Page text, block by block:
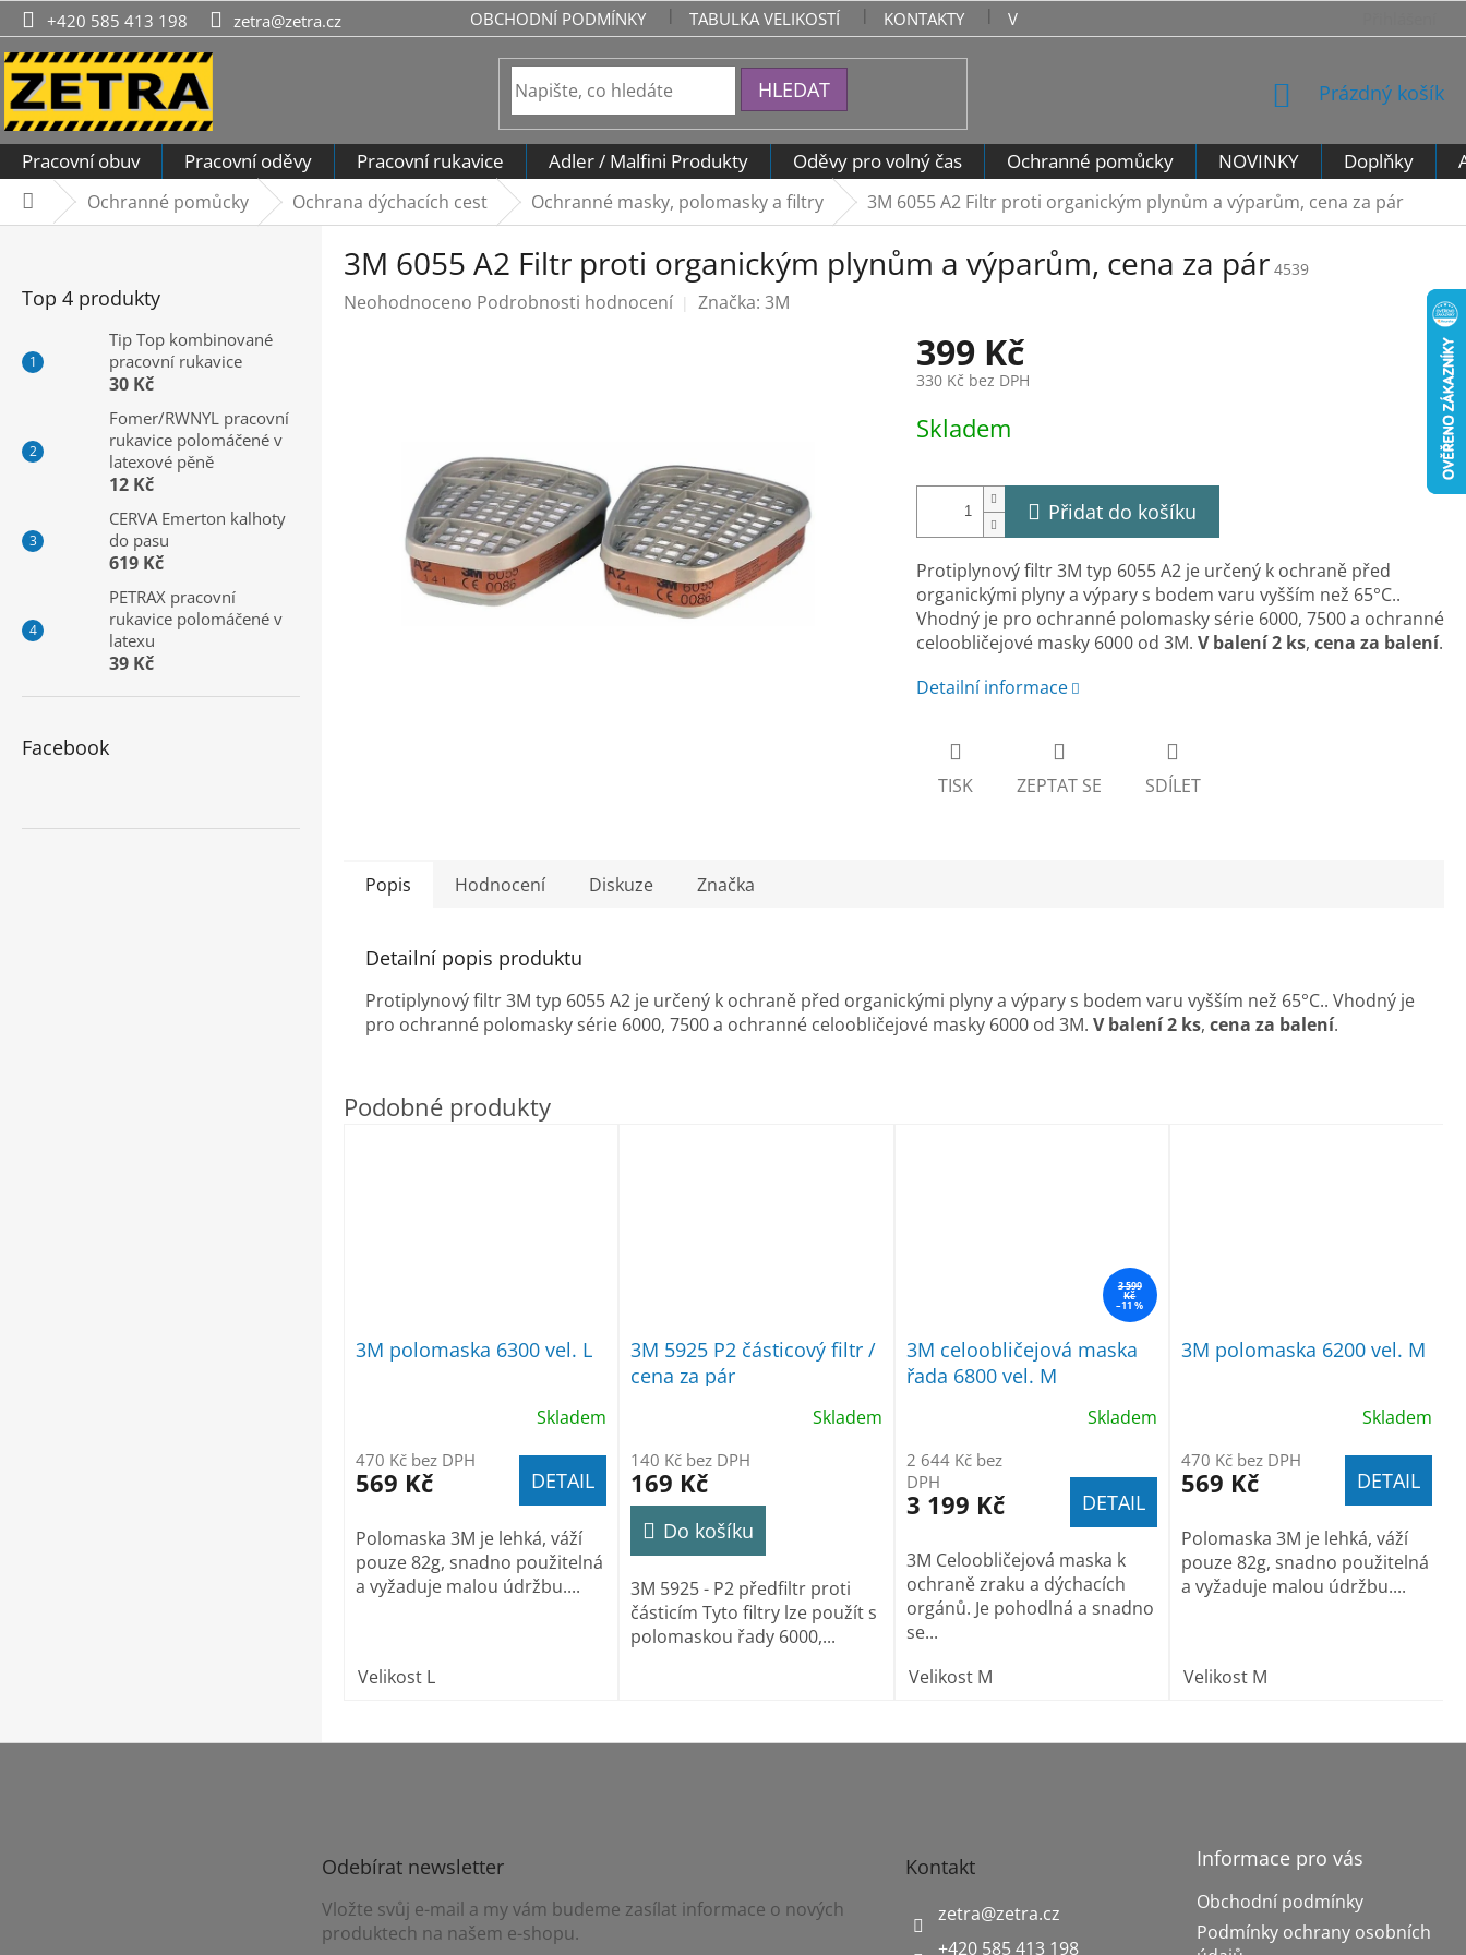
Přejít
na
obsah
+420 585 413 198 zetra@zetra.cz OBCHODNÍ PODMÍNKY TABULKA VELIKOSTÍ KONTAKTY VRÁCENÍ ZBOŽÍ - VZOROVÝ FORMULÁŘ PRO ODSTOUPENÍ
HLEDAT
NÁKUPNÍ
Prázdný košík
Pracovní obuv Pracovní oděvy Pracovní rukavice Adler / Malfini Produkty Oděvy pro volný čas Ochranné pomůcky NOVINKY Doplňky
DomůOchranné pomůcky Ochrana dýchacích cest Ochranné masky, polomasky a filtry 3M 6055 A2 Filtr proti organickým plynům a výparům, cena za pár
Top 4 produkty
Tip Top kombinované
pracovní rukavice
30 Kč
Fomer/RWNYL pracovní
rukavice polomáčené v
latexové pěně
12 Kč
CERVA Emerton kalhoty
do pasu
619 Kč
PETRAX pracovní
rukavice polomáčené v
latexu
39 Kč
Facebook
3M 6055 A2 Filtr proti organickým plynům a výparům, cena za pár 4539
Průměrné
Neohodnoceno Podrobnosti hodnocení Značka: 3M
399 Kč
330 Kč bez DPH
cena:
Skladem
Přidat do košíku
Protiplynový filtr 3M typ 6055 A2 je určený k ochraně před
organickými plyny a výpary s bodem varu vyšším než 65°C..
Vhodný je pro ochranné polomasky série 6000, 7500 a ochranné
celoobličejové masky 6000 od 3M. V balení 2 ks, cena za balení.
Detailní informace
TISK ZEPTAT SE SDÍLET
Popis Hodnocení Diskuze Značka
Detailní popis produktu
Protiplynový filtr 3M typ 6055 A2 je určený k ochraně před organickými plyny a výpary s bodem varu vyšším než 65°C.. Vhodný je
pro ochranné polomasky série 6000, 7500 a ochranné celoobličejové masky 6000 od 3M. V balení 2 ks, cena za balení.
3M polomaska 6300 vel. L
Skladem
470 Kč bez DPH
569 Kč DETAIL
Polomaska 3M je lehká, váží
pouze 82g, snadno použitelná
a vyžaduje malou údržbu....
Velikost L
3M 5925 P2 částicový filtr /
cena za pár
Skladem
140 Kč bez DPH
169 Kč
Do košíku
3M 5925 - P2 předfiltr proti
částicím Tyto filtry lze použít s
polomaskou řady 6000,...
3 599
Kč
–11 %
3M celoobličejová maska
řada 6800 vel. M
Skladem
2 644 Kč bez
DPH
3 199 Kč DETAIL
3M Celoobličejová maska k
ochraně zraku a dýchacích
orgánů. Je pohodlná a snadno
se...
Velikost M
3M polomaska 6200 vel. M
Skladem
470 Kč bez DPH
569 Kč DETAIL
Polomaska 3M je lehká, váží
pouze 82g, snadno použitelná
a vyžaduje malou údržbu....
Velikost M
Z
Odebírat newsletter
Vložte svůj e-mail a my vám budeme zasílat informace o nových
produktech na našem e-shopu.
Kontakt
zetra@zetra.cz
+420 585 413 198
Informace pro vás
Obchodní podmínky
Podmínky ochrany osobních